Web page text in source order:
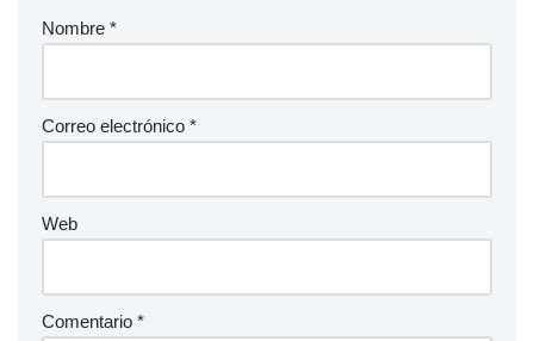
Nombre *
Correo electrónico *
Web
Comentario *